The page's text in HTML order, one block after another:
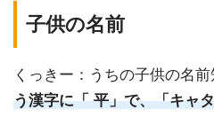
子供の名前
くっきー：うちの子供の名前
う漢字に「 平」で、「キャ